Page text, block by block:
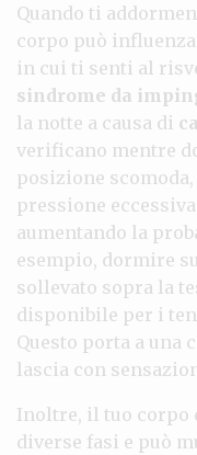
Quando ti
corpo può
in cui ti senti al
sindrome da
la notte a causa di
verificano mentre
posizione
pressione
aumentando la
esempio, dormire
sollevato sopra la
disponibile per i
Questo porta a una
lascia con
Inoltre, il tuo corpo
diverse fasi e può